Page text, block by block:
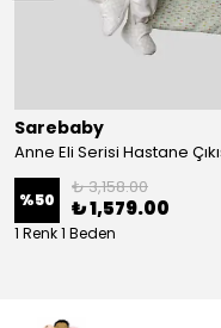
Sarebaby
%50
₺ 3,158.00
₺ 1,579.00
1 Renk 1 Beden